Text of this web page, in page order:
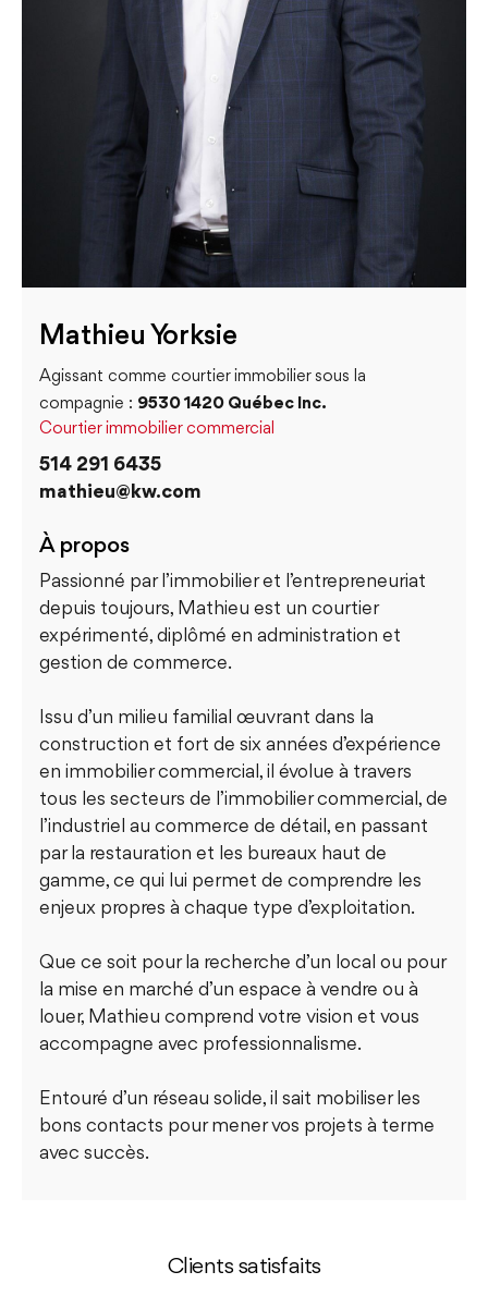
Mathieu Yorksie
Agissant comme courtier immobilier sous la
compagnie : 9530 1420 Québec Inc.
Courtier immobilier commercial
514 291 6435
mathieu@kw.com
À propos
Passionné par l’immobilier et l’entrepreneuriat
depuis toujours, Mathieu est un courtier
expérimenté, diplômé en administration et
gestion de commerce.
Issu d’un milieu familial œuvrant dans la
construction et fort de six années d’expérience
en immobilier commercial, il évolue à travers
tous les secteurs de l’immobilier commercial, de
l’industriel au commerce de détail, en passant
par la restauration et les bureaux haut de
gamme, ce qui lui permet de comprendre les
enjeux propres à chaque type d’exploitation.
Que ce soit pour la recherche d’un local ou pour
la mise en marché d’un espace à vendre ou à
louer, Mathieu comprend votre vision et vous
accompagne avec professionnalisme.
Entouré d’un réseau solide, il sait mobiliser les
bons contacts pour mener vos projets à terme
avec succès.
Clients satisfaits